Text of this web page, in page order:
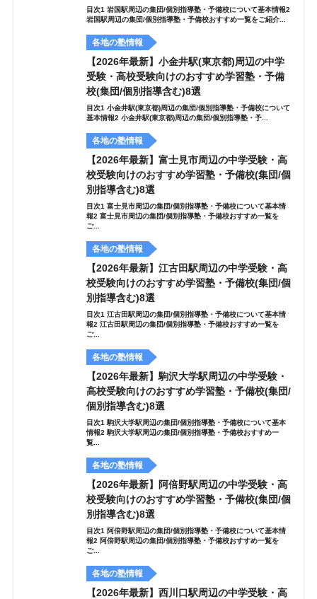
目次1 岩国駅周辺の集団/個別指導塾・予備校について基本情報2
岩国駅周辺の集団/個別指導塾・予備校おすすめ一覧をご紹介...
各地の塾情報
【2026年最新】小金井駅(東京都)周辺の中学
受験・高校受験向けのおすすめ学習塾・予備
校(集団/個別指導含む)8選
目次1 小金井駅(東京都)周辺の集団/個別指導塾・予備校について
基本情報2 小金井駅(東京都)周辺の集団/個別指導塾・予...
各地の塾情報
【2026年最新】富士見市周辺の中学受験・高
校受験向けのおすすめ学習塾・予備校(集団/個
別指導含む)8選
目次1 富士見市周辺の集団/個別指導塾・予備校について基本情
報2 富士見市周辺の集団/個別指導塾・予備校おすすめ一覧を
ご...
各地の塾情報
【2026年最新】江古田駅周辺の中学受験・高
校受験向けのおすすめ学習塾・予備校(集団/個
別指導含む)8選
目次1 江古田駅周辺の集団/個別指導塾・予備校について基本情
報2 江古田駅周辺の集団/個別指導塾・予備校おすすめ一覧を
ご...
各地の塾情報
【2026年最新】駒沢大学駅周辺の中学受験・
高校受験向けのおすすめ学習塾・予備校(集団/
個別指導含む)8選
目次1 駒沢大学駅周辺の集団/個別指導塾・予備校について基本
情報2 駒沢大学駅周辺の集団/個別指導塾・予備校おすすめ一
覧...
各地の塾情報
【2026年最新】阿倍野駅周辺の中学受験・高
校受験向けのおすすめ学習塾・予備校(集団/個
別指導含む)8選
目次1 阿倍野駅周辺の集団/個別指導塾・予備校について基本情
報2 阿倍野駅周辺の集団/個別指導塾・予備校おすすめ一覧を
ご...
各地の塾情報
【2026年最新】西川口駅周辺の中学受験・高